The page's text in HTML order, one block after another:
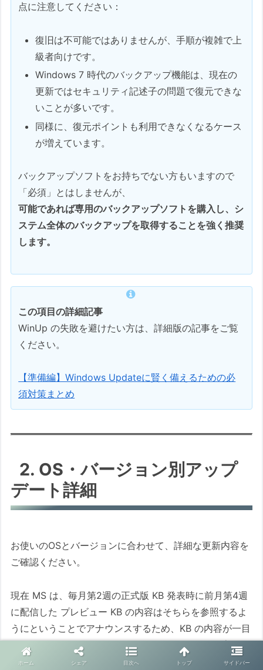
点に注意してください：
復旧は不可能ではありませんが、手順が複雑で上
級者向けです。
Windows 7 時代のバックアップ機能は、現在の
更新ではセキュリティ記述子の問題で復元できな
いことが多いです。
同様に、復元ポイントも利用できなくなるケース
が増えています。
バックアップソフトをお持ちでない方もいますので
「必須」とはしませんが、
可能であれば専用のバックアップソフトを購入し、シ
ステム全体のバックアップを取得することを強く推奨
します。
この項目の詳細記事
WinUp の失敗を避けたい方は、詳細版の記事をご覧
ください。
【準備編】Windows Updateに賢く備えるための必
須対策まとめ
2. OS・バージョン別アップ
デート詳細
お使いのOSとバージョンに合わせて、詳細な更新内容を
ご確認ください。
現在 MS は、毎月第2週の正式版 KB 発表時に前月第4週
に配信した プレビュー KB の内容はそちらを参照するよ
うにということでアナウンスするため、KB の内容が一目
で把握しにくくなっています。このサイトでは、プレビ
ュー KB の内容と翌月のの正式版 KB の内容を比較検討
ホーム シェア 目次へ トップ サイドバー